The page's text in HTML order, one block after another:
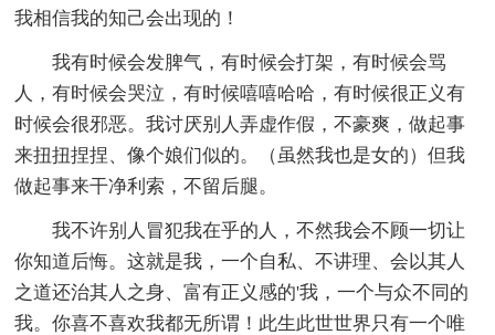
我相信我的知己会出现的！
我有时候会发脾气，有时候会打架，有时候会骂
人，有时候会哭泣，有时候嘻嘻哈哈，有时候很正义有
时候会很邪恶。我讨厌别人弄虚作假，不豪爽，做起事
来扭扭捏捏、像个娘们似的。（虽然我也是女的）但我
做起事来干净利索，不留后腿。
我不许别人冒犯我在乎的人，不然我会不顾一切让
你知道后悔。这就是我，一个自私、不讲理、会以其人
之道还治其人之身、富有正义感的'我，一个与众不同的
我。你喜不喜欢我都无所谓！此生此世世界只有一个唯